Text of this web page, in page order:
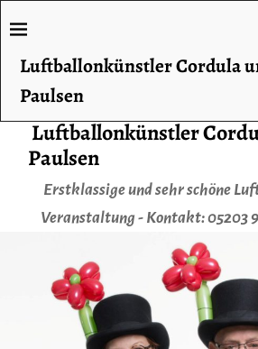
Luftballonkünstler
Paulsen
Erstklassige und sehr schöne
Veranstaltung - Kontakt: 05203
Luftballonkünstler Cordula
Paulsen